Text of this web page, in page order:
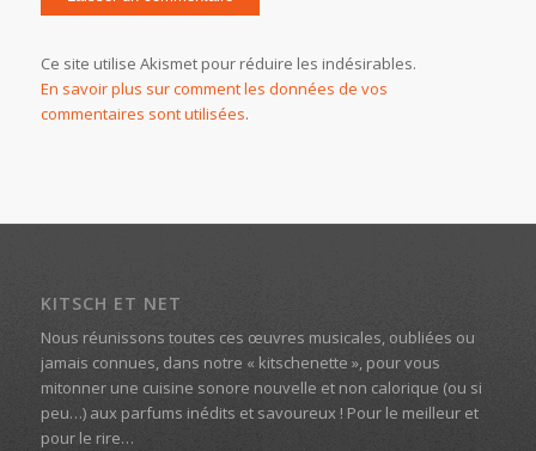
Ce site utilise Akismet pour réduire les indésirables.
En savoir plus sur comment les données de vos
commentaires sont utilisées.
KITSCH ET NET
Nous réunissons toutes ces œuvres musicales, oubliées ou
jamais connues, dans notre « kitschenette », pour vous
mitonner une cuisine sonore nouvelle et non calorique (ou si
peu…) aux parfums inédits et savoureux ! Pour le meilleur et
pour le rire…